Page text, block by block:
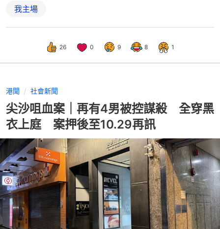
我主場
26 0 9 8 1
港聞 社會新聞
尖沙咀血案｜再有4男被控謀殺 全穿黑
衣上庭 案押後至10.29再訊